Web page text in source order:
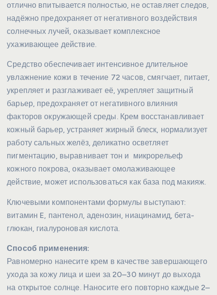
отлично впитывается полностью, не оставляет следов,
надёжно предохраняет от негативного воздействия
солнечных лучей, оказывает комплексное
ухаживающее действие.
Средство обеспечивает интенсивное длительное
увлажнение кожи в течение 72 часов, смягчает, питает,
укрепляет и разглаживает её, укрепляет защитный
барьер, предохраняет от негативного влияния
факторов окружающей среды. Крем восстанавливает
кожный барьер, устраняет жирный блеск, нормализует
работу сальных желёз, деликатно осветляет
пигментацию, выравнивает тон и микрорельеф
кожного покрова, оказывает омолаживающее
действие, может использоваться как база под макияж.
Ключевыми компонентами формулы выступают:
витамин E, пантенол, аденозин, ниацинамид, бета-
глюкан, гиалуроновая кислота.
Способ применения:
Равномерно нанесите крем в качестве завершающего
ухода за кожу лица и шеи за 20–30 минут до выхода
на открытое солнце. Наносите его повторно каждые 2–